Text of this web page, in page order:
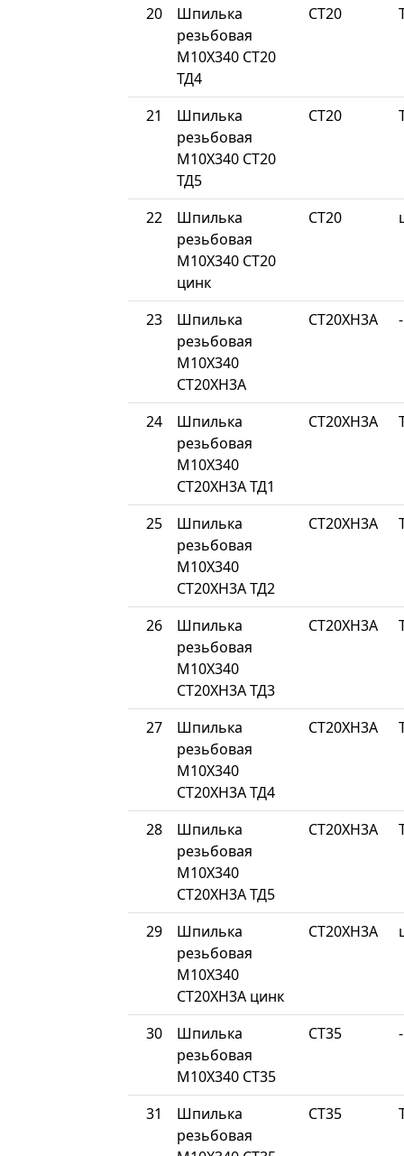
20
Шпилька
резьбовая
М10Х340 СТ20
ТД4
СТ20
21
Шпилька
резьбовая
М10Х340 СТ20
ТД5
СТ20
22
Шпилька
резьбовая
М10Х340 СТ20
цинк
СТ20
23
Шпилька
резьбовая
М10Х340
СТ20ХН3А
СТ20ХН3А -
24
Шпилька
резьбовая
М10Х340
СТ20ХН3А ТД1
СТ20ХН3А
25
Шпилька
резьбовая
М10Х340
СТ20ХН3А ТД2
СТ20ХН3А
26
Шпилька
резьбовая
М10Х340
СТ20ХН3А ТД3
СТ20ХН3А
27
Шпилька
резьбовая
М10Х340
СТ20ХН3А ТД4
СТ20ХН3А
28
Шпилька
резьбовая
М10Х340
СТ20ХН3А ТД5
СТ20ХН3А
29
Шпилька
резьбовая
М10Х340
СТ20ХН3А цинк
СТ20ХН3А
30
Шпилька
резьбовая
М10Х340 СТ35
СТ35 -
31
Шпилька
резьбовая
СТ35